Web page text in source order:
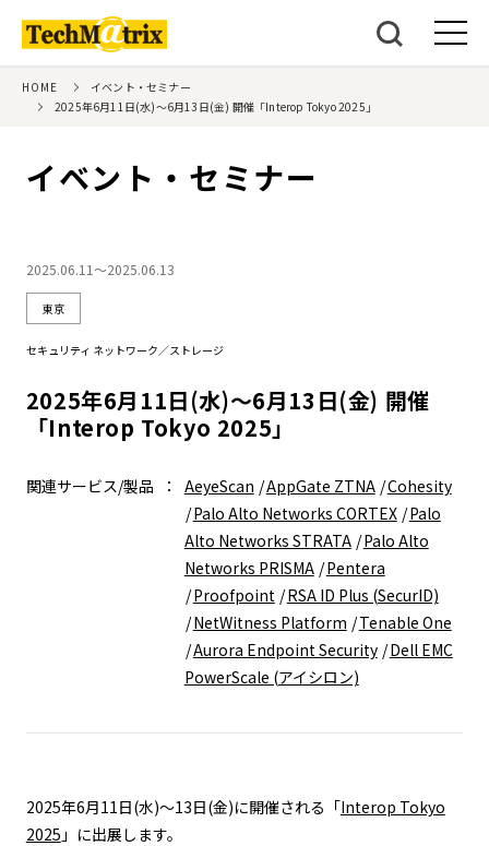
HOME
イベント・セミナー
2025年6月11日(水)～6月13日(金) 開催「Interop Tokyo 2025」
イベント・セミナー
2025.06.11～2025.06.13
東京
セキュリティ ネットワーク／ストレージ
2025年6月11日(水)～6月13日(金) 開催
「Interop Tokyo 2025」
関連サービス/製品 AeyeScan AppGate ZTNA Cohesity
Palo Alto Networks CORTEX
Palo
Alto Networks STRATA
Palo Alto
Networks PRISMA
Pentera
Proofpoint
RSA ID Plus (SecurID)
NetWitness Platform
Tenable One
Aurora Endpoint Security
Dell EMC
PowerScale (アイシロン)
2025年6月11日(水)～13日(金)に開催される「Interop Tokyo
2025 」に出展します。